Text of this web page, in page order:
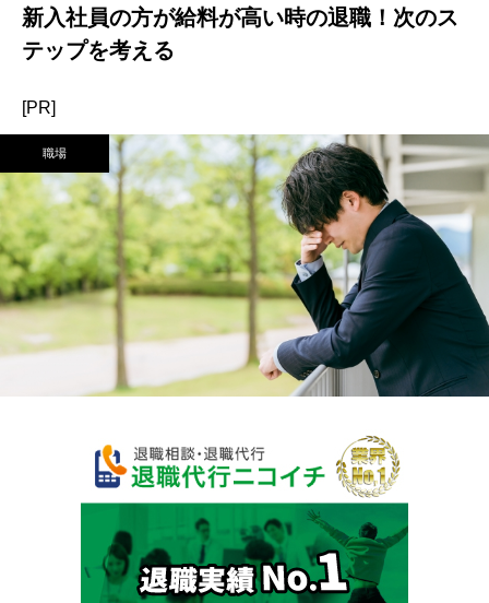
新入社員の方が給料が高い時の退職！次のス
テップを考える
[PR]
職場